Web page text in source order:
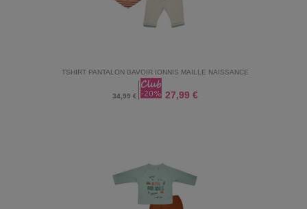
TSHIRT PANTALON BAVOIR IONNIS MAILLE NAISSANCE
34,99 € 27,99 €